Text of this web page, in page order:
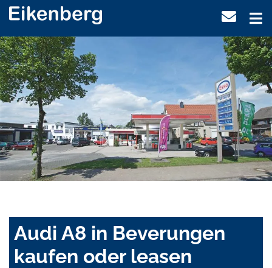
Audi A8 in Beverungen
kaufen oder leasen